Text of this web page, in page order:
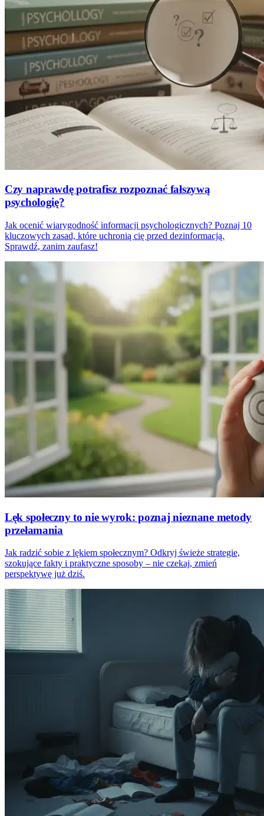
Czy naprawdę potrafisz rozpoznać fałszywą
psychologię?
Jak ocenić wiarygodność informacji psychologicznych? Poznaj 10
kluczowych zasad, które uchronią cię przed dezinformacją.
Sprawdź, zanim zaufasz!
Lęk społeczny to nie wyrok: poznaj nieznane metody
przełamania
Jak radzić sobie z lękiem społecznym? Odkryj świeże strategie,
szokujące fakty i praktyczne sposoby – nie czekaj, zmień
perspektywę już dziś.